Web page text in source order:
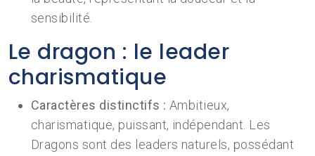
sensibilité.
Le dragon : le leader
charismatique
Caractères distinctifs : Ambitieux,
charismatique, puissant, indépendant. Les
Dragons sont des leaders naturels, possédant